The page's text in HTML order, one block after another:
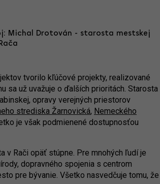
Michal Drotován - starosta mestskej
tvorilo kľúčové projekty, realizované
sa už uvažuje o ďalších prioritách. Starosta
opravy verejných priestorov
strediska Žarnovická, Nemeckého
je však podmienené dostupnosťou
v Rači opäť stúpne. Pre mnohých ľudí je
dopravného spojenia s centrom
pre bývanie. Všetko nasvedčuje tomu, že